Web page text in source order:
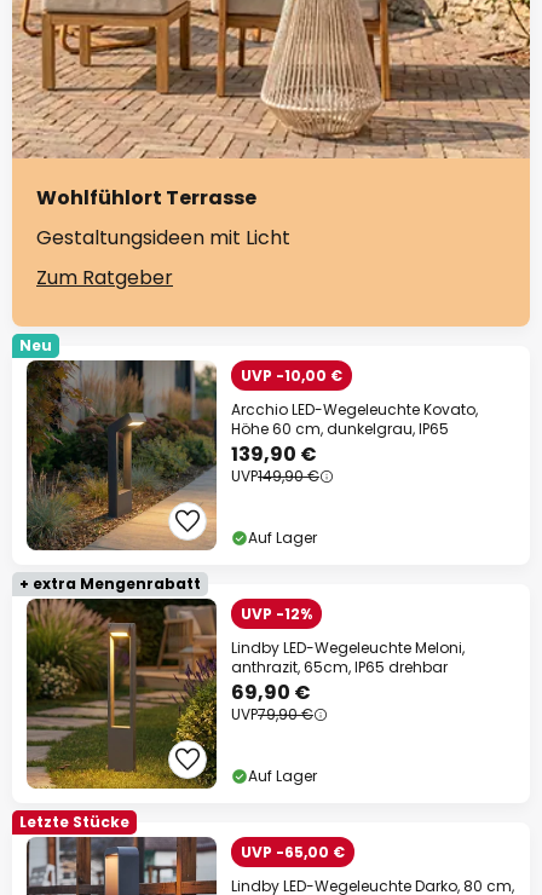
Wohlfühlort Terrasse
Gestaltungsideen mit Licht
Zum Ratgeber
Neu
UVP -10,00 €
Arcchio LED-Wegeleuchte Kovato,
Höhe 60 cm, dunkelgrau, IP65
139,90 €
UVP149,90 €
Auf Lager
+ extra Mengenrabatt
UVP -12%
Lindby LED-Wegeleuchte Meloni,
anthrazit, 65cm, IP65 drehbar
69,90 €
UVP79,90 €
Auf Lager
Letzte Stücke
UVP -65,00 €
Lindby LED-Wegeleuchte Darko, 80 cm,